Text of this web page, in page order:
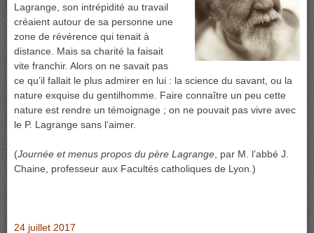
Lagrange, son intrépidité au travail
créaient autour de sa personne une
zone de révérence qui tenait à
distance. Mais sa charité la faisait
vite franchir. Alors on ne savait pas
ce qu’il fallait le plus admirer en lui : la science du savant, ou la
nature exquise du gentilhomme. Faire connaître un peu cette
nature est rendre un témoignage ; on ne pouvait pas vivre avec
le P. Lagrange sans l’aimer.
(Journée et menus propos du père Lagrange , par M. l’abbé J.
Chaine, professeur aux Facultés catholiques de Lyon.)
24 juillet 2017